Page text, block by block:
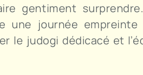
gentiment
une journée
le judogi dédicacé et